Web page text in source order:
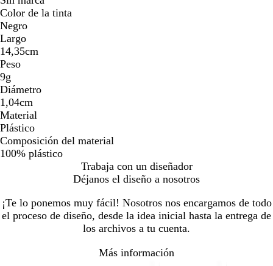
Color de la tinta
Negro
Largo
14,35cm
Peso
9g
Diámetro
1,04cm
Material
Plástico
Composición del material
100% plástico
Trabaja con un diseñador
Déjanos el diseño a nosotros
¡Te lo ponemos muy fácil! Nosotros nos encargamos de todo
el proceso de diseño, desde la idea inicial hasta la entrega de
los archivos a tu cuenta.
Más información